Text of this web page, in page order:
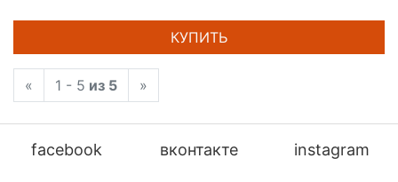
КУПИТЬ
« 1 - 5 из 5 »
facebook вконтакте instagram